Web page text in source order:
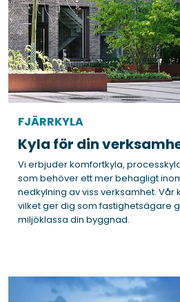
FJÄRRKYLA
Kyla för din
Vi erbjuder komfortkyla,
som behöver ett mer behagligt
nedkylning av viss verksamhet. Vår
vilket ger dig som fastighetsägare
miljöklassa din byggnad.